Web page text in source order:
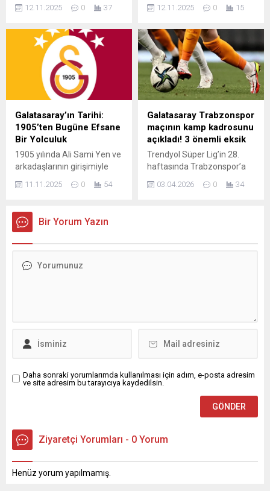
kontrollü...
hazırlıklarını tamamladı.
taktik provada kadro
üzerinde son rötuşları yaptı.
Okan Buruk’un muhtemel
11’i şu şekilde: Muslera,
Boey, Nelsson, Bardakcı,
Angelino, Torreira, Kerem
Demirbay, Mertens, Ziyech,
Kerem Aktürkoğlu ve Icardi.
12.11.2025 0 37
futbolunun tertemiz olması
çalışmaları desteklediklerini
söyledi. Sarı-kırmızılı
kulübün RAMS Park’ta
düzenlenen Kasım ayı
olağan divan kurulu
toplantısında konuşan
Özbek, ülkeyi derinden üzen
uçak kazası nedeniyle
başsağlığı dileklerinde
bulundu. “Türk Silahlı
Kuvvetlerine ait bir kargo
uçağının Gürcistan sınırları
içinde düştüğünü öğrendik.
12.11.2025 0 15
Galatasaray’ın Tarihi:
1905’ten Bugüne Efsane
Bir Yolculuk
1905 yılında Ali Sami Yen ve
arkadaşlarının girişimiyle
Kulübü, Türk spor tarihinin
takımlarından biridir. “Cim
Bom” olarak anılan bu büyük
Türkiye’yi gururla temsil
11.11.2025 0 54
Galatasaray Trabzonspor
maçının kamp kadrosunu
açıkladı! 3 önemli eksik
Trendyol Süper Lig’in 28.
haftasında Trabzonspor’a
Galatasaray, bu
sakatlıkları süren Gabriel...
03.04.2026 0 34
Bir Yorum Yazın
Daha sonraki yorumlarımda kullanılması için adım, e-posta adresim
ve site adresim bu tarayıcıya kaydedilsin.
Ziyaretçi Yorumları - 0 Yorum
Henüz yorum yapılmamış.